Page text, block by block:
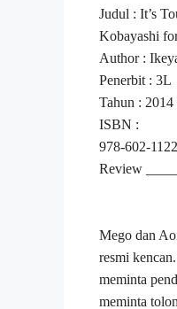
Judul : It’s
Kobayashi
Author :
Penerbit : 3L
Tahun : 2014
ISBN :
978-602-
Review
Mego dan
resmi
meminta
meminta